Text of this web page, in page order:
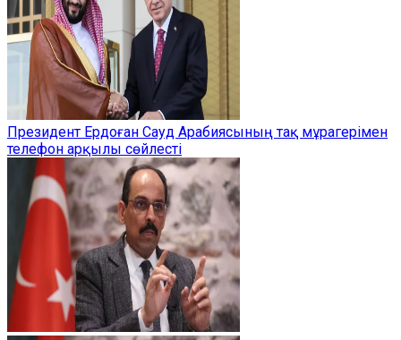
Президент Ердоған Сауд Арабиясының тақ мұрагерімен
телефон арқылы сөйлесті